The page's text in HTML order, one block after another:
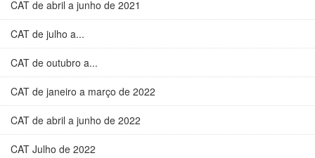
CAT de abril a junho de 2021
CAT de julho a...
CAT de outubro a...
CAT de janeiro a março de 2022
CAT de abril a junho de 2022
CAT Julho de 2022